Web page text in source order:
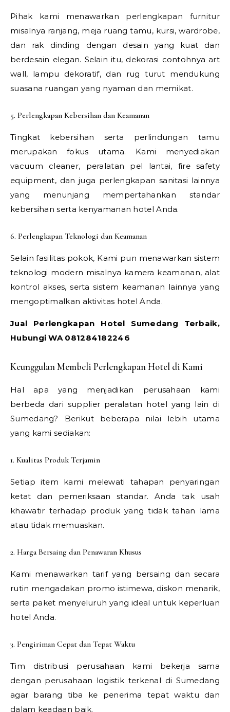
Pihak kami menawarkan perlengkapan furnitur
misalnya ranjang, meja ruang tamu, kursi, wardrobe,
dan rak dinding dengan desain yang kuat dan
berdesain elegan. Selain itu, dekorasi contohnya art
wall, lampu dekoratif, dan rug turut mendukung
suasana ruangan yang nyaman dan memikat.
5. Perlengkapan Kebersihan dan Keamanan
Tingkat kebersihan serta perlindungan tamu
merupakan fokus utama. Kami menyediakan
vacuum cleaner, peralatan pel lantai, fire safety
equipment, dan juga perlengkapan sanitasi lainnya
yang menunjang mempertahankan standar
kebersihan serta kenyamanan hotel Anda.
6. Perlengkapan Teknologi dan Keamanan
Selain fasilitas pokok, Kami pun menawarkan sistem
teknologi modern misalnya kamera keamanan, alat
kontrol akses, serta sistem keamanan lainnya yang
mengoptimalkan aktivitas hotel Anda.
Jual Perlengkapan Hotel Sumedang Terbaik,
Hubungi WA 081284182246
Keunggulan Membeli Perlengkapan Hotel di Kami
Hal apa yang menjadikan perusahaan kami
berbeda dari supplier peralatan hotel yang lain di
Sumedang? Berikut beberapa nilai lebih utama
yang kami sediakan:
1. Kualitas Produk Terjamin
Setiap item kami melewati tahapan penyaringan
ketat dan pemeriksaan standar. Anda tak usah
khawatir terhadap produk yang tidak tahan lama
atau tidak memuaskan.
2. Harga Bersaing dan Penawaran Khusus
Kami menawarkan tarif yang bersaing dan secara
rutin mengadakan promo istimewa, diskon menarik,
serta paket menyeluruh yang ideal untuk keperluan
hotel Anda.
3. Pengiriman Cepat dan Tepat Waktu
Tim distribusi perusahaan kami bekerja sama
dengan perusahaan logistik terkenal di Sumedang
agar barang tiba ke penerima tepat waktu dan
dalam keadaan baik.